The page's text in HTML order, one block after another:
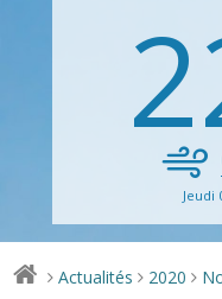
Jeudi
> Actualités > 2020 >